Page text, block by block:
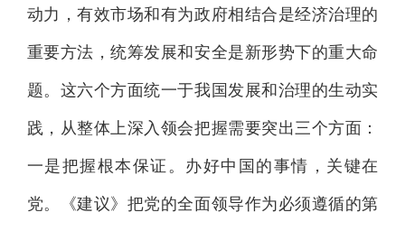
动力，有效市场和有为政府相结合是经济治理的
重要方法，统筹发展和安全是新形势下的重大命
题。这六个方面统一于我国发展和治理的生动实
践，从整体上深入领会把握需要突出三个方面：
一是把握根本保证。办好中国的事情，关键在
党。《建议》把党的全面领导作为必须遵循的第